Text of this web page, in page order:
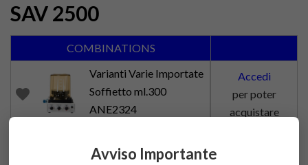
SAV 2500
COMBINATIONS
favorite
Varianti Varie Importate
Soffietto ml.300
ANE2324
Accedi
per poter
acquistare
Ventilatore
Avviso Importante